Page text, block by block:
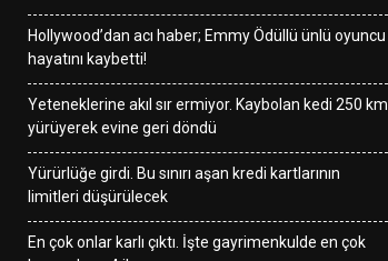
Hollywood’dan acı haber; Emmy Ödüllü ünlü oyuncu
hayatını kaybetti!
Yeteneklerine akıl sır ermiyor. Kaybolan kedi 250 km
yürüyerek evine geri döndü
Yürürlüğe girdi. Bu sınırı aşan kredi kartlarının
limitleri düşürülecek
En çok onlar karlı çıktı. İşte gayrimenkulde en çok